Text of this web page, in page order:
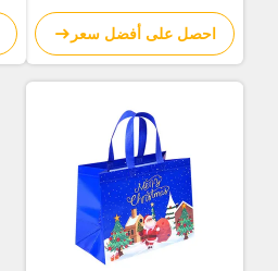
استخدامها أكياس التسوق
المنسوجة من BOPP
احصل على أفضل سعر